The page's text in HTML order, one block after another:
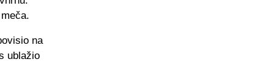
na
ublažio